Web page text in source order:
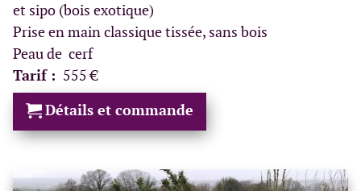
et sipo (bois exotique)
Prise en main classique tissée, sans bois
Peau de cerf
Tarif : 555 €
Détails et commande